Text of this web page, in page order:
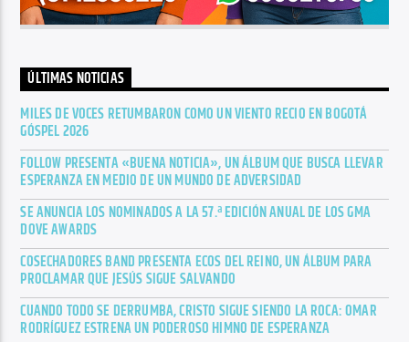
ÚLTIMAS NOTICIAS
MILES DE VOCES RETUMBARON COMO UN VIENTO RECIO EN BOGOTÁ
GÓSPEL 2026
FOLLOW PRESENTA «BUENA NOTICIA», UN ÁLBUM QUE BUSCA LLEVAR
ESPERANZA EN MEDIO DE UN MUNDO DE ADVERSIDAD
SE ANUNCIA LOS NOMINADOS A LA 57.ª EDICIÓN ANUAL DE LOS GMA
DOVE AWARDS
COSECHADORES BAND PRESENTA ECOS DEL REINO, UN ÁLBUM PARA
PROCLAMAR QUE JESÚS SIGUE SALVANDO
CUANDO TODO SE DERRUMBA, CRISTO SIGUE SIENDO LA ROCA: OMAR
RODRÍGUEZ ESTRENA UN PODEROSO HIMNO DE ESPERANZA